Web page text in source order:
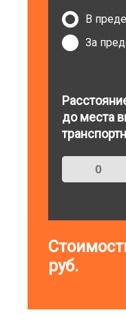
В
За
до места
руб.